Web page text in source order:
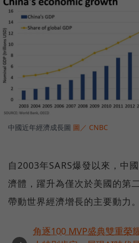
中國近年經濟成長圖 圖／ CNBC
自2003年SARS爆發以來，中
濟體，躍升為僅次於美國的第
帶動世界經濟增長的主要動力。
角逐100 MVP盛典雙重榮